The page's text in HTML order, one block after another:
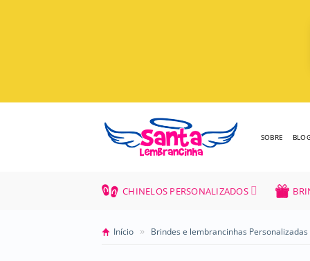
SOBRE
CHINELOS PERSONALIZADOS
Início » Brindes e lembrancinhas Personalizadas